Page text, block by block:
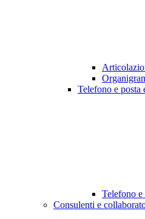
Telefono e posta
Telefono e
Consulenti e